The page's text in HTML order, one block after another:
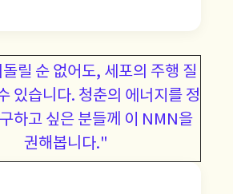
릴 순 없어도, 세포의 주행 질
있습니다. 청춘의 에너지를 정
하고 싶은 분들께 이 NMN을
권해봅니다."